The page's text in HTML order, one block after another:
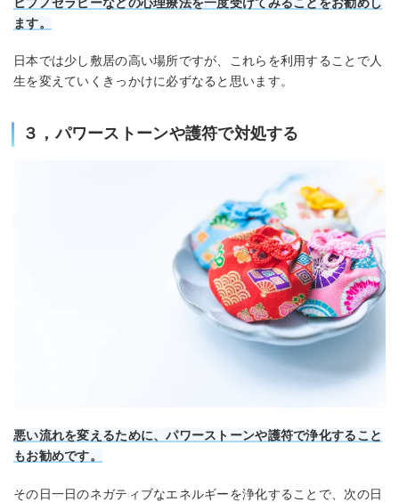
ます。
日本では少し敷居の高い場所ですが、これらを利用することで人
生を変えていくきっかけに必ずなると思います。
３，パワーストーンや護符で対処する
悪い流れを変えるために、パワーストーンや護符で浄化すること
もお勧めです。
その日一日のネガティブなエネルギーを浄化することで、次の日